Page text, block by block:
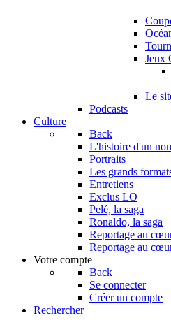
Jeux
Le
Podcasts
Culture
Back
L'histoire d'un
Portraits
Les grands
Entretiens
Exclus LO
Pelé, la saga
Ronaldo, la saga
Reportage au
Reportage au
Votre compte
Back
Se connecter
Créer un compte
Rechercher